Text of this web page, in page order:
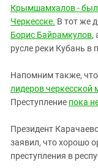
Крымшамхалов - был
Черкесске. В тот же
Борис Байрамкулов,
русле реки Кубань в
Напомним также,
лидеров
Преступление пока
Президент
заявил, что хорошо
преступления в